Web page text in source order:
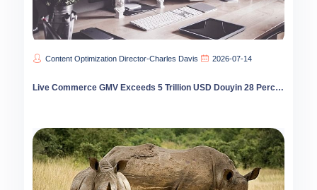
Content Optimization Director-Charles Davis 2026-07-14
Live Commerce GMV Exceeds 5 Trillion USD Douyin 28 Percent Share First Time